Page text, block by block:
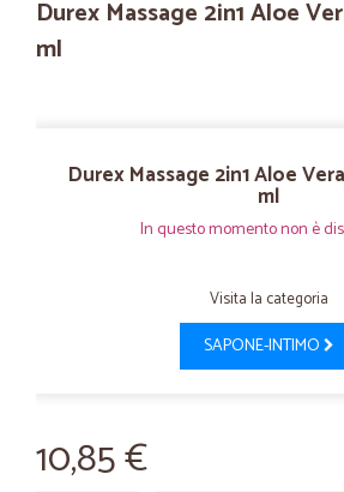
Durex Massage 2in1 Aloe
ml
Durex Massage 2in1 Aloe
ml
In questo momento non è
Visita la categoria
SAPONE-INTIMO
10,85 €